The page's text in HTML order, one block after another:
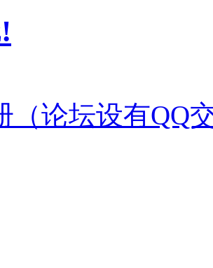
（论坛设有QQ